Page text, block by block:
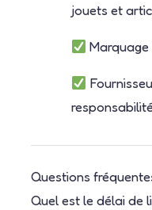
jouets et
Questions
Quel est le délai de